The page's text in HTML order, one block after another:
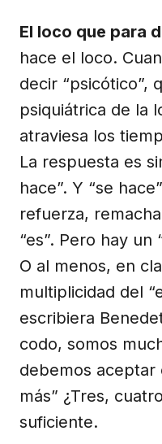
El loco que para
hace el loco.
decir “psicótico”,
psiquiátrica de la
atraviesa los
La respuesta es
hace”. Y “se
refuerza,
“es”. Pero hay un
O al menos, en
multiplicidad del
escribiera
codo, somos
debemos aceptar
más” ¿Tres,
suficiente.